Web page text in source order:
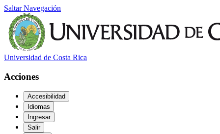
Saltar Navegación
Universidad de Costa Rica
Acciones
Accesibilidad
Idiomas
Ingresar
Salir